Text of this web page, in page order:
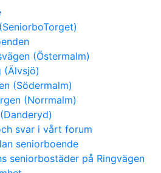
(Östermalm)
(Älvsjö)
(Södermalm)
(Norrmalm)
svar i vårt forum
seniorboende
seniorbostäder på Ringvägen